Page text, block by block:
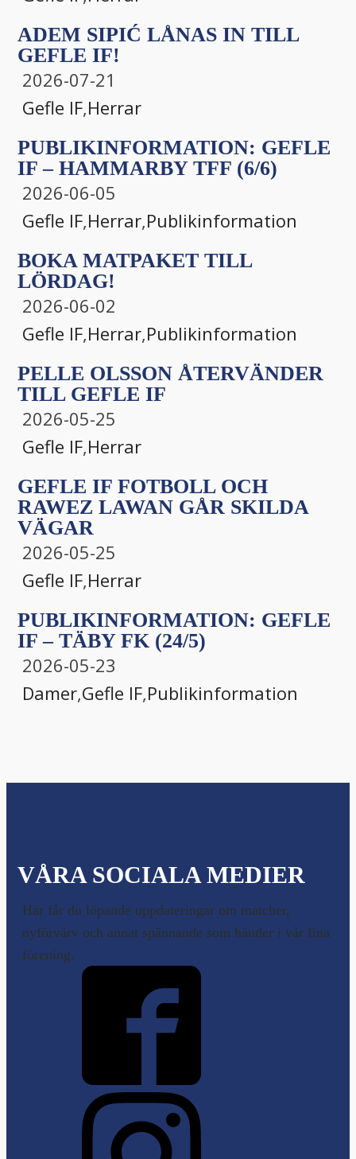
ADEM SIPIĆ LÅNAS IN TILL
GEFLE IF!
2026-07-21
Gefle IF,Herrar
PUBLIKINFORMATION: GEFLE
IF – HAMMARBY TFF (6/6)
2026-06-05
Gefle IF,Herrar,Publikinformation
BOKA MATPAKET TILL
LÖRDAG!
2026-06-02
Gefle IF,Herrar,Publikinformation
PELLE OLSSON ÅTERVÄNDER
TILL GEFLE IF
2026-05-25
Gefle IF,Herrar
GEFLE IF FOTBOLL OCH
RAWEZ LAWAN GÅR SKILDA
VÄGAR
2026-05-25
Gefle IF,Herrar
PUBLIKINFORMATION: GEFLE
IF – TÄBY FK (24/5)
2026-05-23
Damer,Gefle IF,Publikinformation
VÅRA SOCIALA MEDIER
Här får du löpande uppdateringar om matcher,
nyförvärv och annat spännande som händer i vår fina
förening.